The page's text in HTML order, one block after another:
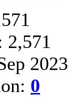
2,571
2023
0